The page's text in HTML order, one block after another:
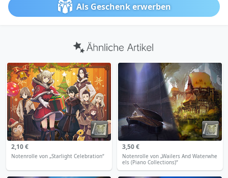
Als Geschenk erwerben
2,10 €
Notenrolle von „Starlight Celebration“
3,50 €
Notenrolle von „Wailers And Waterwhe
els (Piano Collections)“